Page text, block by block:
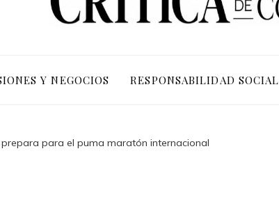
Y NEGOCIOS RESPONSABILIDAD SOCIAL
para el puma maratón internacional